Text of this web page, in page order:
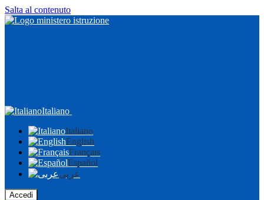
Salta al contenuto
Italiano
Italiano
English
Français
Español
عربى
Accedi